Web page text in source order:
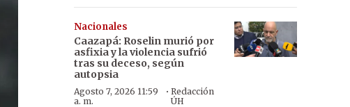
Nacionales
Caazapá: Roselin murió por
asfixia y la violencia sufrió
tras su deceso, según
autopsia
Agosto 7, 2026 11:59
a. m.
· Redacción
ÚH